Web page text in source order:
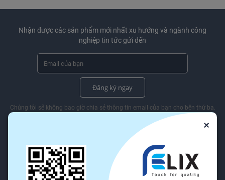
Nhận được các sản phẩm mới nhất xu hướng và ngành công
nghiệp tin tức gửi đến
Đăng ký ngay
Chúng tôi sẽ không bao giờ chia sẻ thông tin email của bạn cho bên thứ ba.
Dịch vụ khách hàng
Trung tâm trợ giúp
Báo cáo lạm dụng
Gửi khiếu nại
×